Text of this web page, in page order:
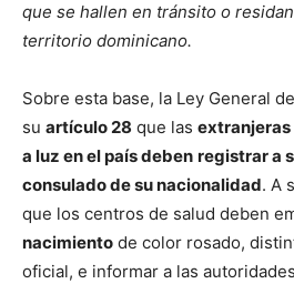
que se hallen en tránsito o
territorio dominicano.
Sobre esta base, la Ley General
su artículo 28 que las extranjeras
a luz en el país deben registrar a
consulado de su nacionalidad. A
que los centros de salud deben
nacimiento de color rosado,
oficial, e informar a las